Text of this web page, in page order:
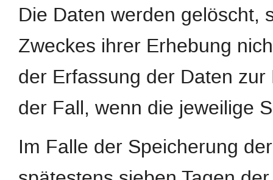
Die Daten werden gelöscht,
Zweckes ihrer Erhebung
der Erfassung der Daten
der Fall, wenn die jeweilige
Im Falle der Speicherung